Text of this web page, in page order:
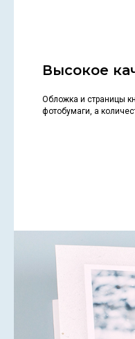
Высокое
Обложка и страницы
фотобумаги, а